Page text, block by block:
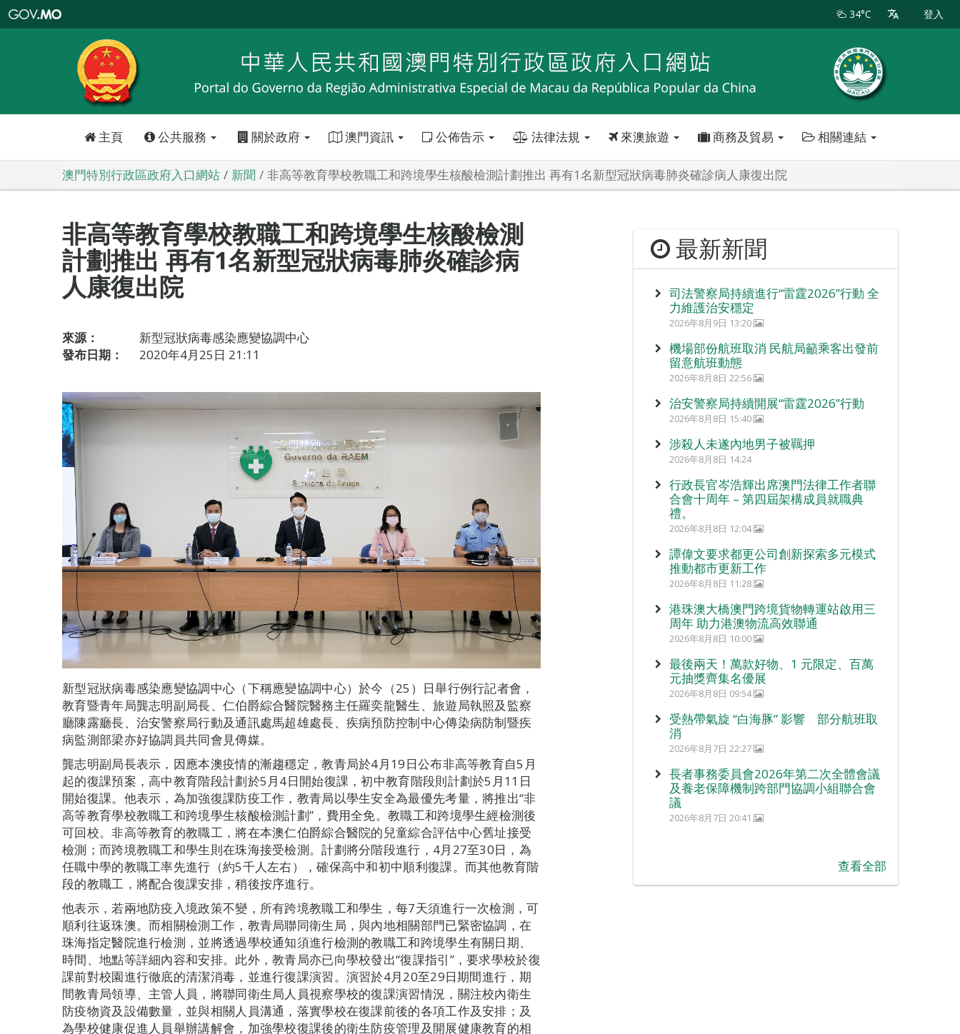
特
政
區
政
口
34°C 登入
主頁 公共服務 關於政府 澳門資訊 公佈告示 法律法規 來澳旅遊 商務及貿易 相關連結
澳門特別行政區政府入口網站 新聞 非高等教育學校教職工和跨境學生核酸檢測計劃推出 再有1名新型冠狀病毒肺炎確診病人康復出院
非高等教育學校教職工和跨境學生核酸檢測
計劃推出 再有1名新型冠狀病毒肺炎確診病
人康復出院
來源：
新型冠狀病毒感染應變協調中心
發布日期：
2020年4月25日 21:11
新型冠狀病毒感染應變協調中心（下稱應變協調中心）於今（25）日舉行例行記者會，
教育暨青年局龔志明副局長、仁伯爵綜合醫院醫務主任羅奕龍醫生、旅遊局執照及監察
廳陳露廳長、治安警察局行動及通訊處馬超雄處長、疾病預防控制中心傳染病防制暨疾
病監測部梁亦好協調員共同會見傳媒。
龔志明副局長表示，因應本澳疫情的漸趨穩定，教青局於4月19日公布非高等教育自5月
起的復課預案，高中教育階段計劃於5月4日開始復課，初中教育階段則計劃於5月11日
開始復課。他表示，為加強復課防疫工作，教青局以學生安全為最優先考量，將推出“非
高等教育學校教職工和跨境學生核酸檢測計劃”，費用全免。教職工和跨境學生經檢測後
可回校。非高等教育的教職工，將在本澳仁伯爵綜合醫院的兒童綜合評估中心舊址接受
檢測；而跨境教職工和學生則在珠海接受檢測。計劃將分階段進行，4月27至30日，為
任職中學的教職工率先進行（約5千人左右），確保高中和初中順利復課。而其他教育階
段的教職工，將配合復課安排，稍後按序進行。
他表示，若兩地防疫入境政策不變，所有跨境教職工和學生，每7天須進行一次檢測，可
順利往返珠澳。而相關檢測工作，教青局聯同衛生局，與內地相關部門已緊密協調，在
珠海指定醫院進行檢測，並將透過學校通知須進行檢測的教職工和跨境學生有關日期、
時間、地點等詳細內容和安排。此外，教青局亦已向學校發出“復課指引”，要求學校於復
課前對校園進行徹底的清潔消毒，並進行復課演習。演習於4月20至29日期間進行，期
間教青局領導、主管人員，將聯同衛生局人員視察學校的復課演習情況，關注校內衛生
防疫物資及設備數量，並與相關人員溝通，落實學校在復課前後的各項工作及安排；及
為學校健康促進人員舉辦講解會，加強學校復課後的衛生防疫管理及開展健康教育的相
最新新聞
司法警察局持續進行“雷霆2026”行動 全
力維護治安穩定
2026年8月9日 13:20
機場部份航班取消 民航局籲乘客出發前
留意航班動態
2026年8月8日 22:56
治安警察局持續開展“雷霆2026”行動
2026年8月8日 15:40
涉殺人未遂內地男子被羈押
2026年8月8日 14:24
行政長官岑浩輝出席澳門法律工作者聯
合會十周年 – 第四屆架構成員就職典
禮。
2026年8月8日 12:04
譚偉文要求都更公司創新探索多元模式
推動都市更新工作
2026年8月8日 11:28
港珠澳大橋澳門跨境貨物轉運站啟用三
周年 助力港澳物流高效聯通
2026年8月8日 10:00
最後兩天！萬款好物、1 元限定、百萬
元抽獎齊集名優展
2026年8月8日 09:54
受熱帶氣旋 “白海豚” 影響 部分航班取
消
2026年8月7日 22:27
長者事務委員會2026年第二次全體會議
及養老保障機制跨部門協調小組聯合會
議
2026年8月7日 20:41
查看全部